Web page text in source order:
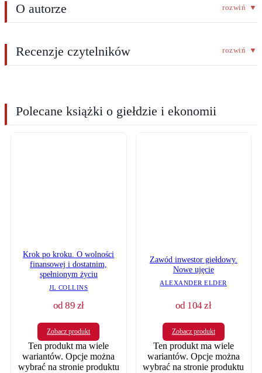
O autorze rozwiń ▼
Recenzje czytelników rozwiń ▼
Polecane książki o giełdzie i ekonomii
Krok po kroku. O wolności
finansowej i dostatnim,
spełnionym życiu
JL COLLINS
od89 zł
Zobacz produkt
Ten produkt ma wiele
wariantów. Opcje można
wybrać na stronie produktu
Zawód inwestor giełdowy.
Nowe ujęcie
ALEXANDER ELDER
od 104zł
Zobacz produkt
Ten produkt ma wiele
wariantów. Opcje można
wybrać na stronie produktu